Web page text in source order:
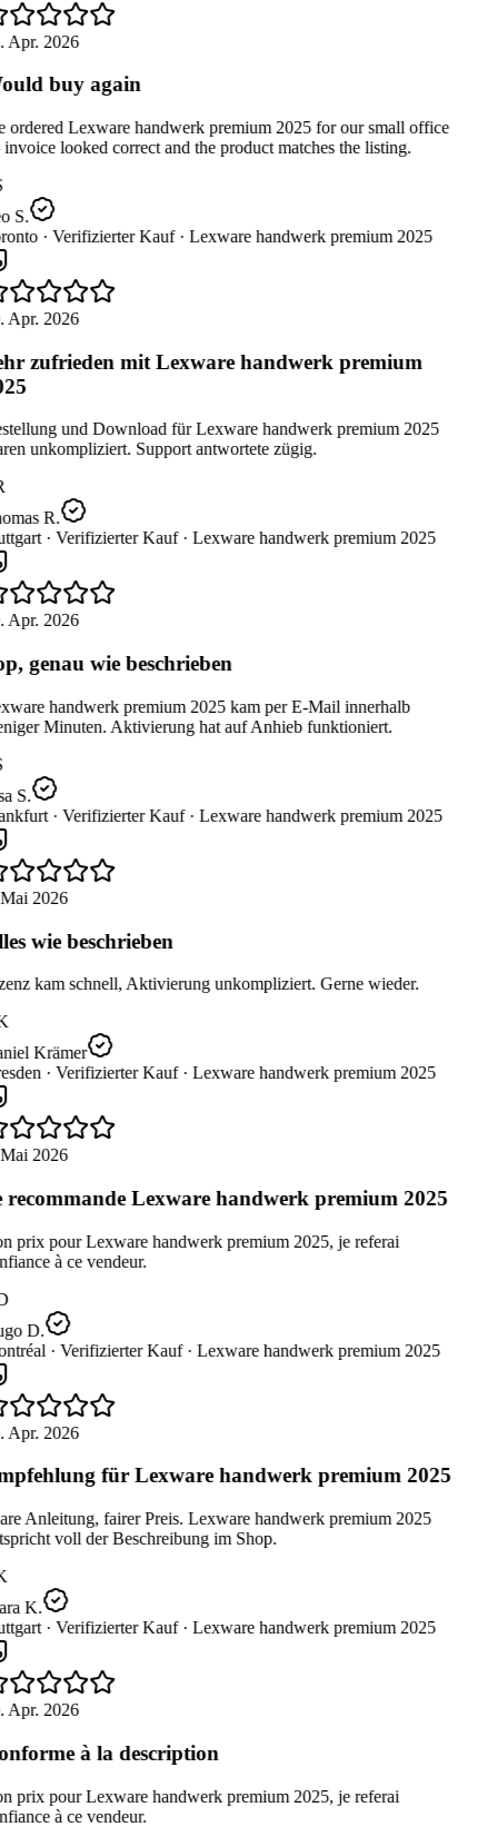
Apr. 2026
buy again
ordered Lexware handwerk premium 2025 for our small office
looked correct and the product matches the listing.
S.
· Verifizierter Kauf · Lexware handwerk premium 2025
Apr. 2026
zufrieden mit Lexware handwerk premium
und Download für Lexware handwerk premium 2025
unkompliziert. Support antwortete zügig.
R.
· Verifizierter Kauf · Lexware handwerk premium 2025
Apr. 2026
genau wie beschrieben
handwerk premium 2025 kam per E-Mail innerhalb
Minuten. Aktivierung hat auf Anhieb funktioniert.
S.
· Verifizierter Kauf · Lexware handwerk premium 2025
2026
wie beschrieben
kam schnell, Aktivierung unkompliziert. Gerne wieder.
Krämer
· Verifizierter Kauf · Lexware handwerk premium 2025
2026
recommande Lexware handwerk premium 2025
prix pour Lexware handwerk premium 2025, je referai
à ce vendeur.
D.
· Verifizierter Kauf · Lexware handwerk premium 2025
Apr. 2026
für Lexware handwerk premium 2025
Anleitung, fairer Preis. Lexware handwerk premium 2025
voll der Beschreibung im Shop.
K.
· Verifizierter Kauf · Lexware handwerk premium 2025
Apr. 2026
à la description
prix pour Lexware handwerk premium 2025, je referai
à ce vendeur.